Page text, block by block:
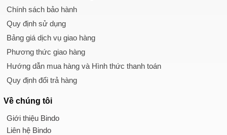
Chính sách bảo hành
Quy định sử dụng
Bảng giá dịch vụ giao hàng
Phương thức giao hàng
Hướng dẫn mua hàng và Hình thức thanh toán
Quy định đổi trả hàng
Về chúng tôi
Giới thiệu Bindo
Liên hệ Bindo